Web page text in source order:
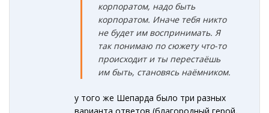
корпоратом, надо быть
корпоратом. Иначе тебя никто
не будет им воспринимать. Я
так понимаю по сюжету что-то
происходит и ты перестаёшь
им быть, становясь наёмником.
у того же Шепарда было три разных